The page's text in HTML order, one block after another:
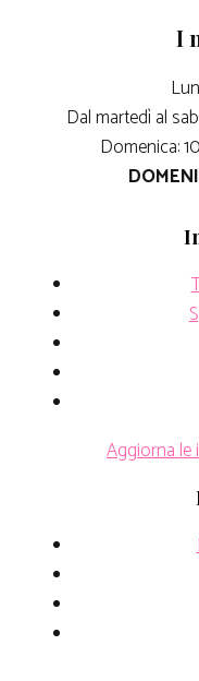
I
Dal martedì al
Domenica:
Aggiorna